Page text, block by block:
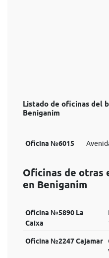
Listado de oficinas del
Beniganim
Oficina №6015
Oficinas de otras
en Beniganim
Oficina №5890 La
Caixa
Oficina №2247 Cajamar